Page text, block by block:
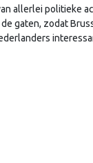
allerlei politieke
gaten, zodat